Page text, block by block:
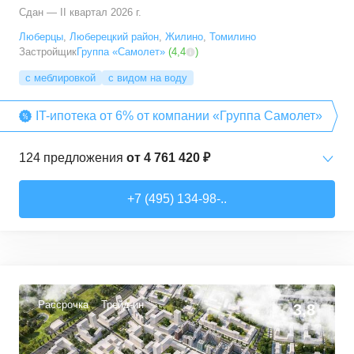
Сдан — II квартал 2026 г.
Люберцы, Люберецкий район, Жилино, Томилино
ЗастройщикГруппа «Самолет» (4,4 )
с меблировкой с видом на воду
IT-ипотека от 6% от компании «Группа Самолет»
124 предложения от 4 761 420 ₽
2-комн. кв. 5 825 910 ₽
32,92–60,32м² 29 предложений
+7 (495) 134-98-..
Рассрочка Трейд-ин 3,8